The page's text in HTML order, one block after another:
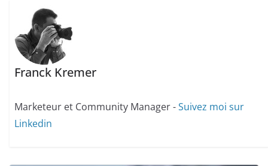
Franck Kremer
Marketeur et Community Manager -Suivez moi sur
Linkedin